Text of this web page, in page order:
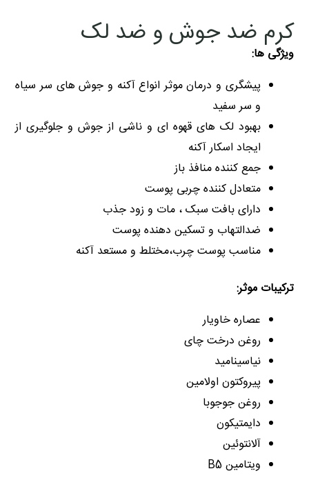
کرم ضد جوش و ضد لک
ویژگی ها:
پیشگری و درمان موثر انواع آکنه و جوش های سر سیاه
و سر سفید
بهبود لک های قهوه ای و ناشی از جوش و جلوگیری از
ایجاد اسکار آکنه
جمع کننده منافذ باز
متعادل کننده چربی پوست
دارای بافت سبک ، مات و زود جذب
ضدالتهاب و تسکین دهنده پوست
مناسب پوست چرب،مختلط و مستعد آکنه
ترکیبات موثر:
عصاره خاویار
روغن درخت چای
نیاسینامید
پیروکتون اولامین
روغن جوجوبا
دایمتیکون
آلانتوئین
ویتامین B5